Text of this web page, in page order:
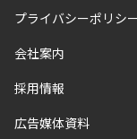
プライバシーポリシ
会社案内
採用情報
広告媒体資料